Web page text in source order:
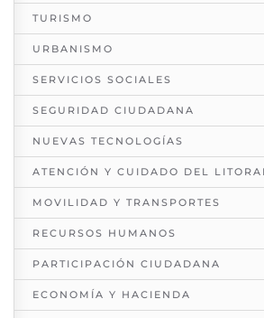
TURISMO
URBANISMO
SERVICIOS SOCIALES
SEGURIDAD CIUDADANA
NUEVAS TECNOLOGÍAS
ATENCIÓN Y CUIDADO DEL
MOVILIDAD Y TRANSPORTES
RECURSOS HUMANOS
PARTICIPACIÓN CIUDADANA
ECONOMÍA Y HACIENDA